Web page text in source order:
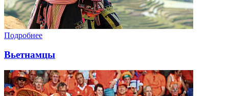
Подробнее
Вьетнамцы